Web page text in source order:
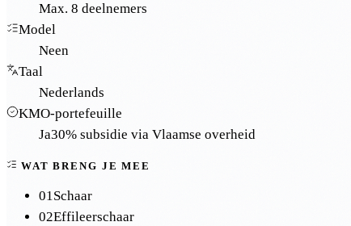
Max. 8 deelnemers
Model
Neen
Taal
Nederlands
KMO-portefeuille
Ja30% subsidie via Vlaamse overheid
WAT BRENG JE MEE
01Schaar
02Effileerschaar